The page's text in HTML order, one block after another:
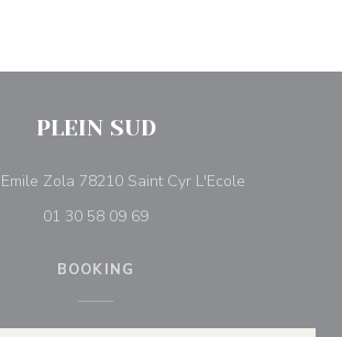
PLEIN SUD
Zola 78210 Saint Cyr L'Ecole((opens in a
01 30 58 09 69
BOOKING